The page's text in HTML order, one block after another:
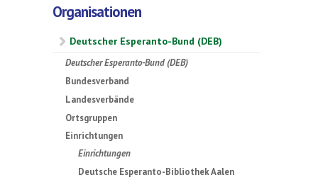
Organisationen
Deutscher Esperanto-Bund (DEB)
Deutscher Esperanto-Bund (DEB)
Bundesverband
Landesverbände
Ortsgruppen
Einrichtungen
Einrichtungen
Deutsche Esperanto-Bibliothek Aalen